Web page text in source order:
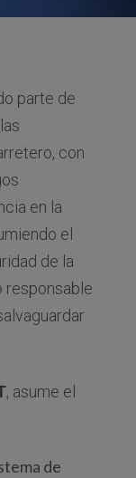
parte de
con
en la
el
de la
responsable
, asume el
de